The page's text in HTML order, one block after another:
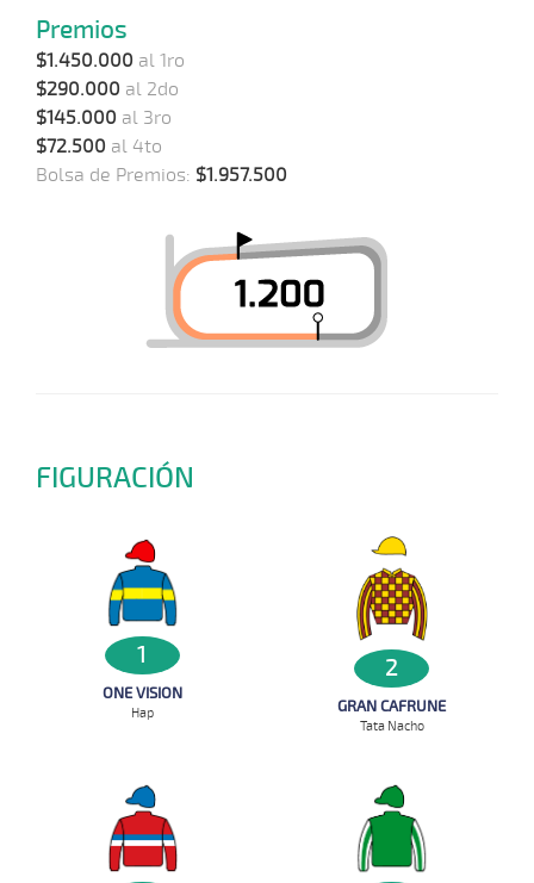
Premios
$1.450.000 al 1ro
$290.000 al 2do
$145.000 al 3ro
$72.500 al 4to
Bolsa de Premios: $1.957.500
FIGURACIÓN
1
ONE VISION
Hap
2
GRAN CAFRUNE
Tata Nacho